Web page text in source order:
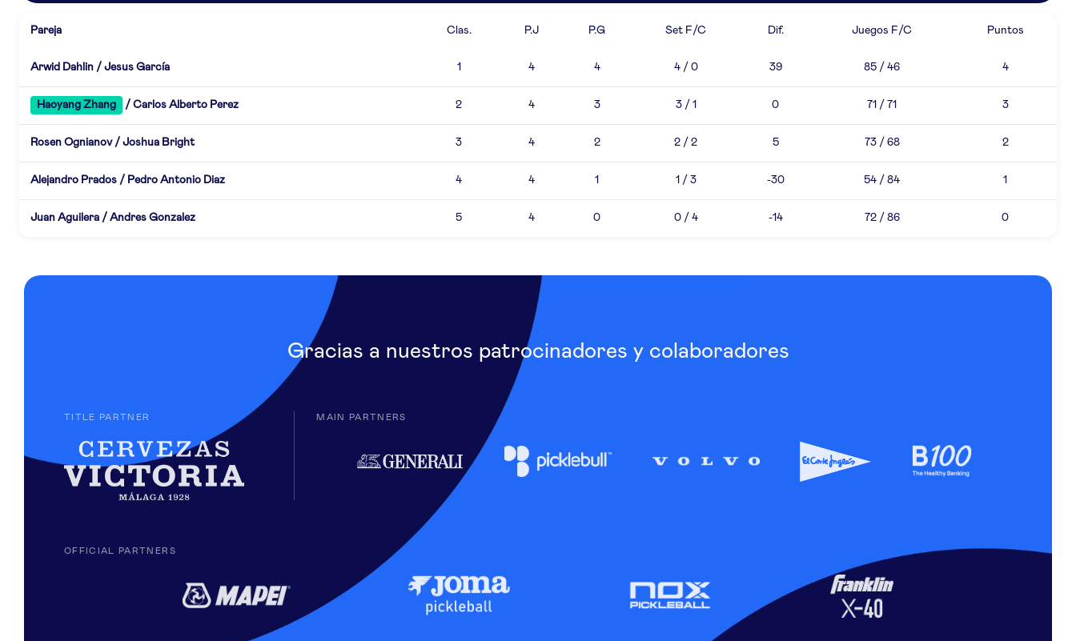
Pareja Clas. P.J P.G Set F/C Dif. Juegos F/C Puntos
Arwid Dahlin / Jesus García 1 4 4 4 / 0 39 85 / 46 4
Haoyang Zhang / Carlos Alberto Perez 2 4 3 3 / 1 0 71 / 71 3
Rosen Ognianov / Joshua Bright 3 4 2 2 / 2 5 73 / 68 2
Alejandro Prados / Pedro Antonio Diaz 4 4 1 1 / 3 -30 54 / 84 1
Juan Aguilera / Andres Gonzalez 5 4 0 0 / 4 -14 72 / 86 0
Gracias a nuestros patrocinadores y colaboradores
TITLE PARTNER MAIN PARTNERS
OFFICIAL PARTNERS